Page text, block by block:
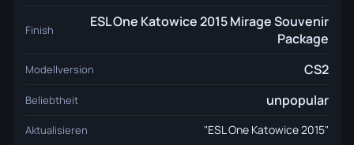
Finish
ESL One Katowice 2015 Mirage Souvenir
Package
Modellversion CS2
Beliebtheit unpopular
Aktualisieren "ESL One Katowice 2015"